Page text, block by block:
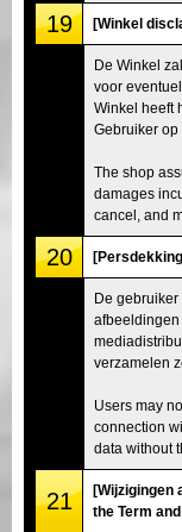
19 [Winkel
De Winkel
voor
Winkel heeft
Gebruiker op
The shop
damages
cancel, and
20
De
verzamelen
Users may
connection
data without
21
[Wijzigingen
the Term